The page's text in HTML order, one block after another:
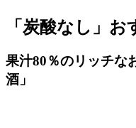
「炭酸なし」
果汁80％のリッチ
酒」